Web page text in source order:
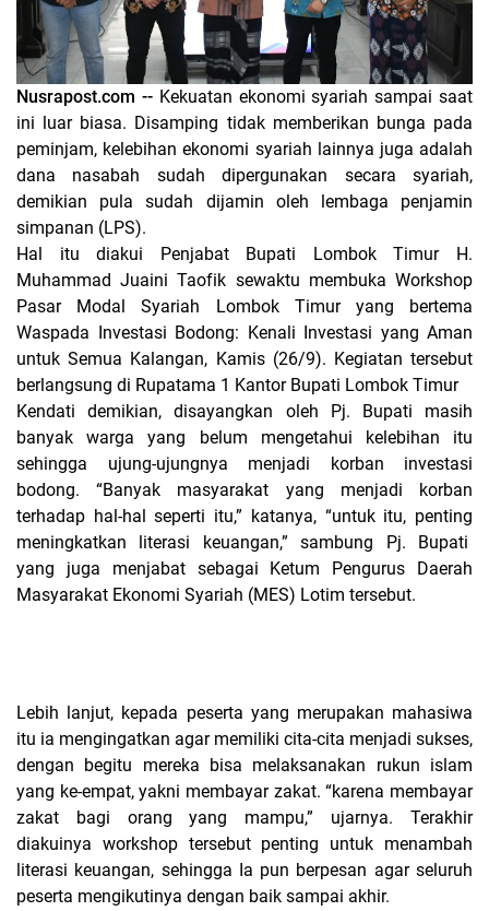
Nusrapost.com --Kekuatan ekonomi syariah sampai saat
ini luar biasa. Disamping tidak memberikan bunga pada
peminjam, kelebihan ekonomi syariah lainnya juga adalah
dana nasabah sudah dipergunakan secara syariah,
demikian pula sudah dijamin oleh lembaga penjamin
simpanan (LPS).
Hal itu diakui Penjabat Bupati Lombok Timur H.
Muhammad Juaini Taofik sewaktu membuka Workshop
Pasar Modal Syariah Lombok Timur yang bertema
Waspada Investasi Bodong: Kenali Investasi yang Aman
untuk Semua Kalangan, Kamis (26/9). Kegiatan tersebut
berlangsung di Rupatama 1 Kantor Bupati Lombok Timur
Kendati demikian, disayangkan oleh Pj. Bupati masih
banyak warga yang belum mengetahui kelebihan itu
sehingga ujung-ujungnya menjadi korban investasi
bodong. “Banyak masyarakat yang menjadi korban
terhadap hal-hal seperti itu,” katanya, “untuk itu, penting
meningkatkan literasi keuangan,” sambung Pj. Bupati
yang juga menjabat sebagai Ketum Pengurus Daerah
Masyarakat Ekonomi Syariah (MES) Lotim tersebut.
Lebih lanjut, kepada peserta yang merupakan mahasiwa
itu ia mengingatkan agar memiliki cita-cita menjadi sukses,
dengan begitu mereka bisa melaksanakan rukun islam
yang ke-empat, yakni membayar zakat. “karena membayar
zakat bagi orang yang mampu,” ujarnya. Terakhir
diakuinya workshop tersebut penting untuk menambah
literasi keuangan, sehingga Ia pun berpesan agar seluruh
peserta mengikutinya dengan baik sampai akhir.